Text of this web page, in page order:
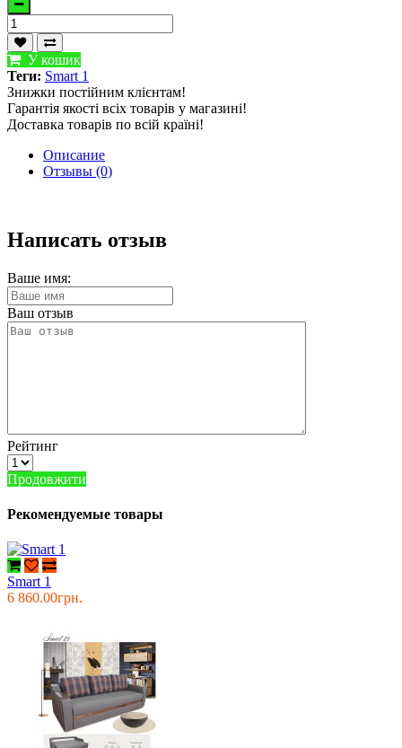
У кошик
Теги: Smart 1
Знижки постійним клієнтам!
Гарантія якості всіх товарів у магазині!
Доставка товарів по всій країні!
Описание
Отзывы (0)
Написать отзыв
Ваше имя:
Ваш отзыв
Рейтинг
Продовжити
Рекомендуемые товары
Smart 1
6 860.00грн.